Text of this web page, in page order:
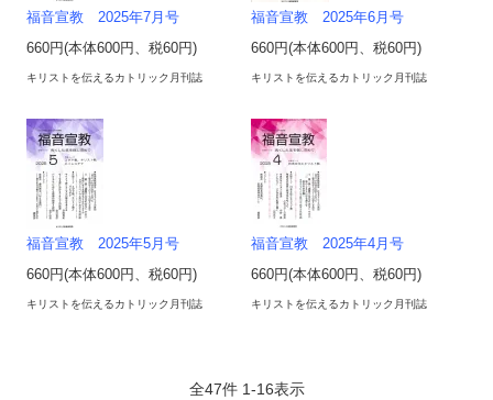
福音宣教 2025年7月号
660円(本体600円、税60円)
キリストを伝えるカトリック月刊誌
福音宣教 2025年6月号
660円(本体600円、税60円)
キリストを伝えるカトリック月刊誌
福音宣教 2025年5月号
660円(本体600円、税60円)
キリストを伝えるカトリック月刊誌
福音宣教 2025年4月号
660円(本体600円、税60円)
キリストを伝えるカトリック月刊誌
全47件 1-16表示